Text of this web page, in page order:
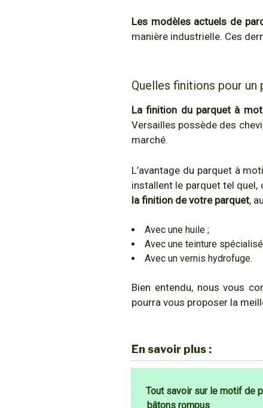
Les modèles actuels de
manière industrielle. Ces
Quelles finitions pour
La finition du parquet à
Versailles possède des
marché.
L’avantage du parquet à
installent le parquet tel quel,
la finition de votre parquet,
Avec une huile ;
Avec une teinture
Avec un vernis hydrofuge.
Bien entendu, nous vous
pourra vous proposer la
En savoir plus :
Tout savoir sur le motif de
bâtons rompus